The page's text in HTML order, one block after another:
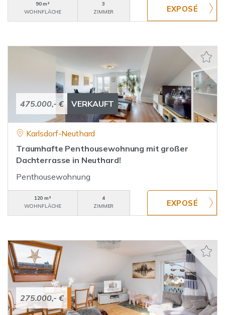
90 m²
WOHNFLÄCHE
3
ZIMMER
475.000,- € VERKAUFT
Karlsdorf-Neuthard
Traumhafte Penthousewohnung mit großer
Dachterrasse in Neuthard!
Penthousewohnung
120 m²
WOHNFLÄCHE
4
ZIMMER
275.000,- €